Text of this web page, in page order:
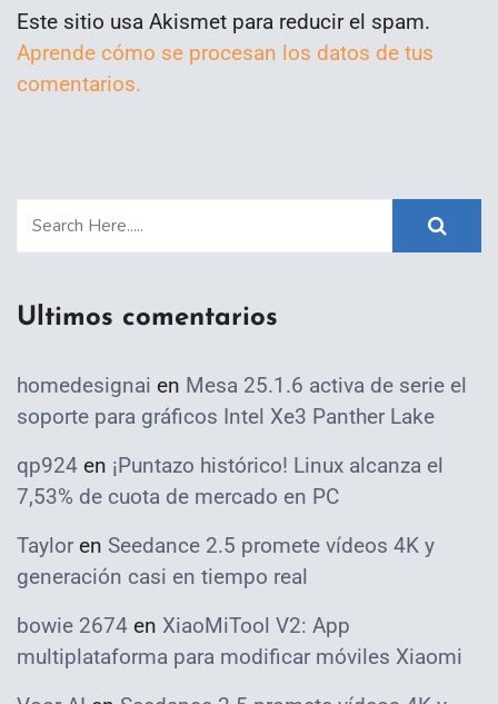
Este sitio usa Akismet para reducir el spam.
Aprende cómo se procesan los datos de tus
comentarios.
Ultimos comentarios
homedesignai en Mesa 25.1.6 activa de serie el
soporte para gráficos Intel Xe3 Panther Lake
qp924 en ¡Puntazo histórico! Linux alcanza el
7,53% de cuota de mercado en PC
Taylor en Seedance 2.5 promete vídeos 4K y
generación casi en tiempo real
bowie 2674 en XiaoMiTool V2: App
multiplataforma para modificar móviles Xiaomi